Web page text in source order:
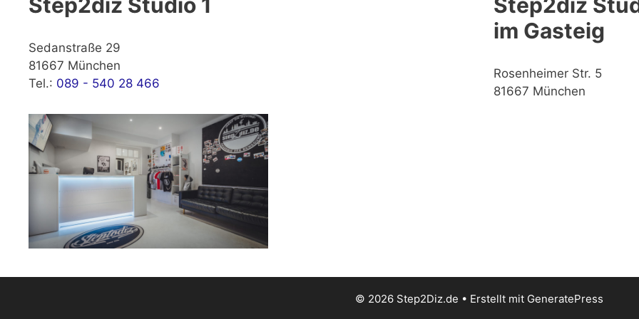
Step2diz Studio 1
Sedanstraße 29
81667 München
Tel.: 089 - 540 28 466
Step2diz
im Gasteig
Rosenheimer Str. 5
81667 München
© 2026 Step2Diz.de • Erstellt mit GeneratePress